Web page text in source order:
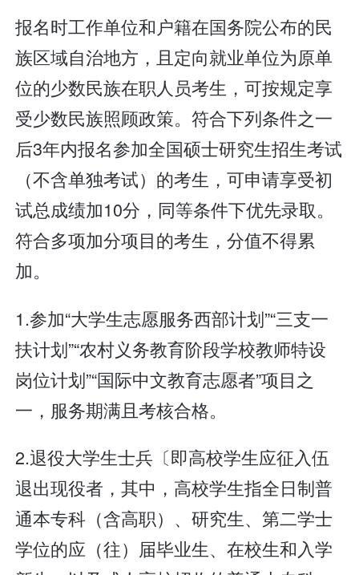
报名时工作单位和户籍在国务院公布的民
族区域自治地方，且定向就业单位为原单
位的少数民族在职人员考生，可按规定享
受少数民族照顾政策。符合下列条件之一
后3年内报名参加全国硕士研究生招生考试
（不含单独考试）的考生，可申请享受初
试总成绩加10分，同等条件下优先录取。
符合多项加分项目的考生，分值不得累
加。
1.参加“大学生志愿服务西部计划”“三支一
扶计划”“农村义务教育阶段学校教师特设
岗位计划”“国际中文教育志愿者”项目之
一，服务期满且考核合格。
2.退役大学生士兵〔即高校学生应征入伍
退出现役者，其中，高校学生指全日制普
通本专科（含高职）、研究生、第二学士
学位的应（往）届毕业生、在校生和入学